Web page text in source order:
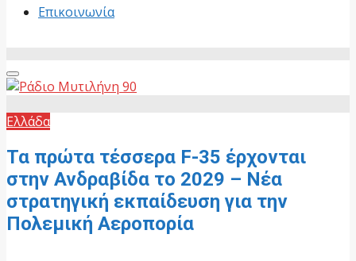
Επικοινωνία
Primary
Menu
Ελλάδα
Τα πρώτα τέσσερα F-35 έρχονται
στην Ανδραβίδα το 2029 – Νέα
στρατηγική εκπαίδευση για την
Πολεμική Αεροπορία